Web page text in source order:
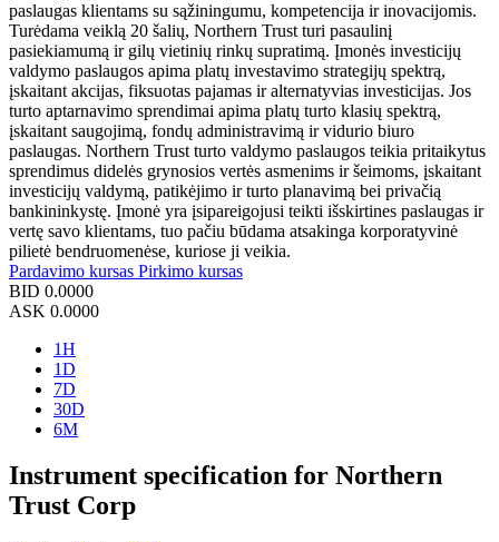
paslaugas klientams su sąžiningumu, kompetencija ir inovacijomis.
Turėdama veiklą 20 šalių, Northern Trust turi pasaulinį
pasiekiamumą ir gilų vietinių rinkų supratimą. Įmonės investicijų
valdymo paslaugos apima platų investavimo strategijų spektrą,
įskaitant akcijas, fiksuotas pajamas ir alternatyvias investicijas. Jos
turto aptarnavimo sprendimai apima platų turto klasių spektrą,
įskaitant saugojimą, fondų administravimą ir vidurio biuro
paslaugas. Northern Trust turto valdymo paslaugos teikia pritaikytus
sprendimus didelės grynosios vertės asmenims ir šeimoms, įskaitant
investicijų valdymą, patikėjimo ir turto planavimą bei privačią
bankininkystę. Įmonė yra įsipareigojusi teikti išskirtines paslaugas ir
vertę savo klientams, tuo pačiu būdama atsakinga korporatyvinė
pilietė bendruomenėse, kuriose ji veikia.
Pardavimo kursas Pirkimo kursas
BID 0.0000
ASK 0.0000
1H
1D
7D
30D
6M
Instrument specification for Northern
Trust Corp